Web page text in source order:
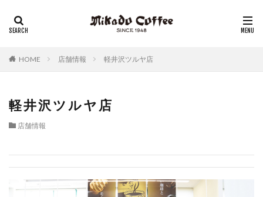
HOME 店舗情報 軽井沢ツルヤ店
軽井沢ツルヤ店
店舗情報
リキッドコーヒー アイスコーヒー
チーズケーキ